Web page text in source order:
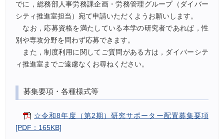
でに，総務部人事労務課企画・労務管理グループ（ダイバー
シティ推進室担当）宛て申請いただくようお願いします。
なお，応募資格を満たしている本学の研究者であれば，性
別や専攻分野を問わず応募できます。
また，制度利用に関してご質問がある方は，ダイバーシテ
ィ推進室までご遠慮なくお尋ねください。
募集要項・各種様式等
☆令和8年度（第2期）研究サポーター配置募集要項
[PDF：165KB]